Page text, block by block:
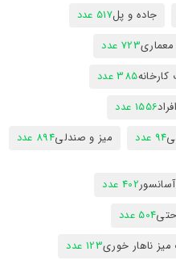
جاده و پل517 عدد
723 عدد
385 عدد
1556 عدد
94 عدد میز و صندلی894 عدد
402 عدد
504 عدد
ناهار خوری123 عدد